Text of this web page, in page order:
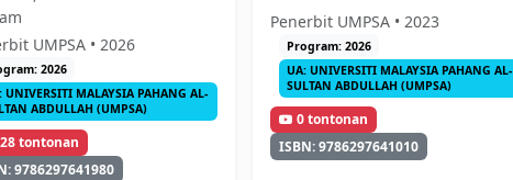
UMPSA • 2026
2026
UNIVERSITI MALAYSIA PAHANG AL-
ABDULLAH (UMPSA)
tontonan
9786297641980
Penerbit UMPSA • 2023
Program: 2026
UA: UNIVERSITI MALAYSIA PAHANG AL-
SULTAN ABDULLAH (UMPSA)
0 tontonan
ISBN: 9786297641010